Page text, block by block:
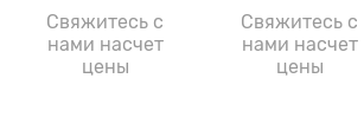
Свяжитесь с
нами насчет
цены
Свяжитесь с
нами насчет
цены